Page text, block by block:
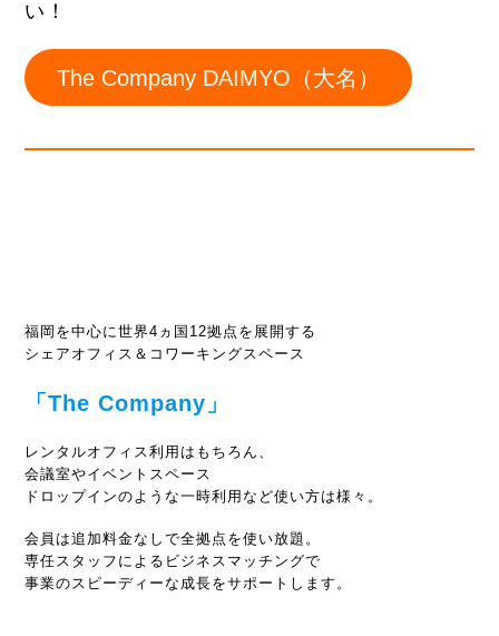
い！
The Company DAIMYO（大名）
福岡を中心に世界4ヵ国12拠点を展開する
シェアオフィス＆コワーキングスペース
「The Company」
レンタルオフィス利用はもちろん、
会議室やイベントスペース
ドロップインのような一時利用など使い方は様々。
会員は追加料金なしで全拠点を使い放題。
専任スタッフによるビジネスマッチングで
事業のスピーディーな成長をサポートします。